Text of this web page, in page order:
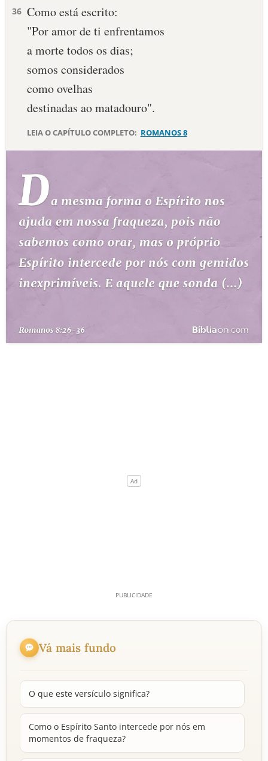
36 Como está escrito:
"Por amor de ti enfrentamos
a morte todos os dias;
somos considerados
como ovelhas
destinadas ao matadouro".
LEIA O CAPÍTULO COMPLETO: ROMANOS 8
Vá mais fundo
O que este versículo significa?
Como o Espírito Santo intercede por nós em
momentos de fraqueza?